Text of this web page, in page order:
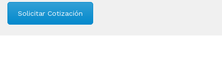
Solicitar Cotización